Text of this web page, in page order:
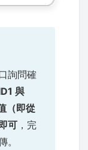
詢問確
與
（即從
可 ，完
。